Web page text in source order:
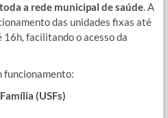
a rede municipal de saúde. A
das unidades fixas até
facilitando o acesso da
funcionamento:
(USFs)